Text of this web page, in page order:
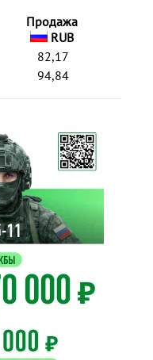
Продажа
RUB
82,17
94,84